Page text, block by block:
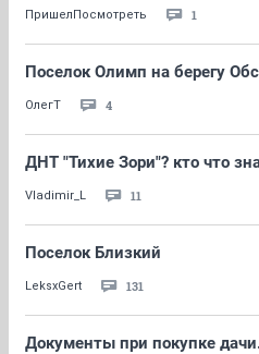
ПришелПосмотреть 1
Поселок Олимп на берегу
ОлегТ 4
ДНТ "Тихие Зори"? кто что
Vladimir_L 11
Поселок Близкий
LeksxGert 131
Документы при покупке